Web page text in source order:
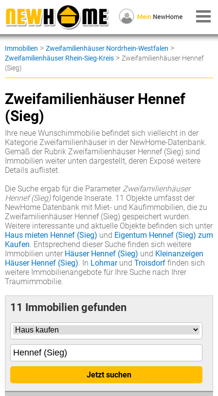
Immobilien > Zweifamilienhäuser Nordrhein-Westfalen >
Zweifamilienhäuser Rhein-Sieg-Kreis > Zweifamilienhäuser Hennef
(Sieg)
Zweifamilienhäuser Hennef
(Sieg)
Ihre neue Wunschimmobilie befindet sich vielleicht in der
Kategorie Zweifamilienhäuser in der NewHome-Datenbank.
Gemäß der Rubrik Zweifamilienhäuser Hennef (Sieg) sind
Immobilien weiter unten dargestellt, deren Exposé weitere
Details auflistet.
Die Suche ergab für die Parameter Zweifamilienhäuser
Hennef (Sieg)folgende Inserate. 11 Objekte umfasst der
NewHome Datenbank mit Miet- und Kaufimmobilien, die zu
Zweifamilienhäuser Hennef (Sieg) gespeichert wurden.
Weitere interessante und aktuelle Objekte befinden sich unter
Haus mieten Hennef (Sieg) und Eigentum Hennef (Sieg) zum
Kaufen. Entsprechend dieser Suche finden sich weitere
Immobilien unter Häuser Hennef (Sieg) und Kleinanzeigen
Häuser Hennef (Sieg). In Lohmarund Troisdorf finden sich
weitere Immobilienangebote für Ihre Suche nach Ihrer
Traumimmobilie.
11 Immobilien gefunden
Jetzt suchen